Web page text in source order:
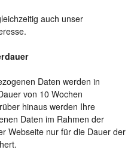
auch unser
Daten werden in
von 10 Wochen
hinaus werden Ihre
Daten im Rahmen der
Webseite nur für die Dauer der